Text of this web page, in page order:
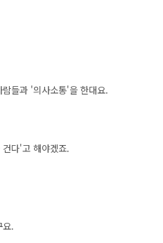
들과 '의사소통'을 한대요.
다'고 해야겠죠.
요.